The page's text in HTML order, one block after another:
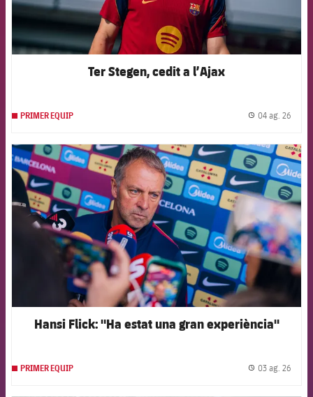
Ter Stegen, cedit a l’Ajax
PRIMER EQUIP 04 ag. 26
FCB Barcelona badge
Hansi Flick: "Ha estat una gran experiència"
PRIMER EQUIP 03 ag. 26